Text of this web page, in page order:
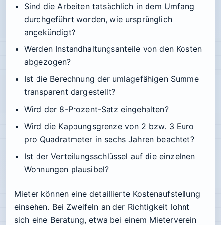
Sind die Arbeiten tatsächlich in dem Umfang
durchgeführt worden, wie ursprünglich
angekündigt?
Werden Instandhaltungsanteile von den Kosten
abgezogen?
Ist die Berechnung der umlagefähigen Summe
transparent dargestellt?
Wird der 8-Prozent-Satz eingehalten?
Wird die Kappungsgrenze von 2 bzw. 3 Euro
pro Quadratmeter in sechs Jahren beachtet?
Ist der Verteilungsschlüssel auf die einzelnen
Wohnungen plausibel?
Mieter können eine detaillierte Kostenaufstellung
einsehen. Bei Zweifeln an der Richtigkeit lohnt
sich eine Beratung, etwa bei einem Mieterverein